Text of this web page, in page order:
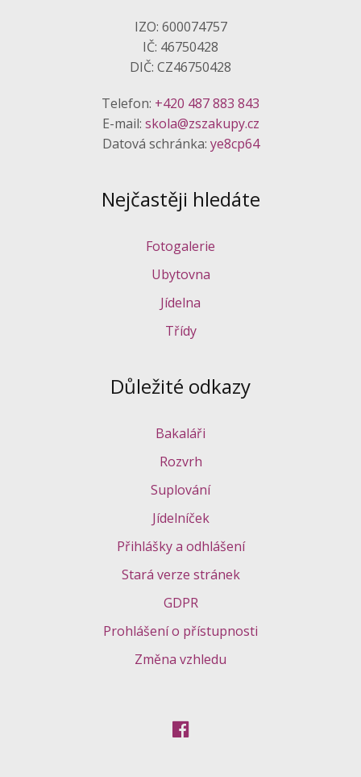
IZO: 600074757
IČ: 46750428
DIČ: CZ46750428
Telefon: +420 487 883 843
E-mail: skola@zszakupy.cz
Datová schránka: ye8cp64
Nejčastěji hledáte
Fotogalerie
Ubytovna
Jídelna
Třídy
Důležité odkazy
Bakaláři
Rozvrh
Suplování
Jídelníček
Přihlášky a odhlášení
Stará verze stránek
GDPR
Prohlášení o přístupnosti
Změna vzhledu